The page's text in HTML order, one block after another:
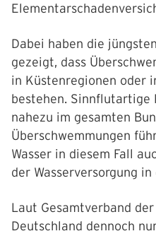
Dabei haben die
gezeigt, dass
in Küstenregionen oder
bestehen. Sinnflutartige
nahezu im gesamten
Überschwemmungen
Wasser in diesem Fall
der Wasserversorgung in
Laut Gesamtverband
Deutschland dennoch